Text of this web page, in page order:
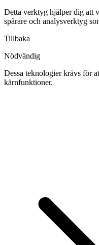
Detta verktyg hjälper dig att
spårare och analysverktyg
Tillbaka
Nödvändig
Dessa teknologier krävs för
kärnfunktioner.